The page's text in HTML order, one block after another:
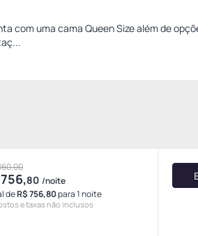
com uma cama Queen Size além de
756,80 /noite
deR$ 756,80para 1 noite
e taxas não inclusos